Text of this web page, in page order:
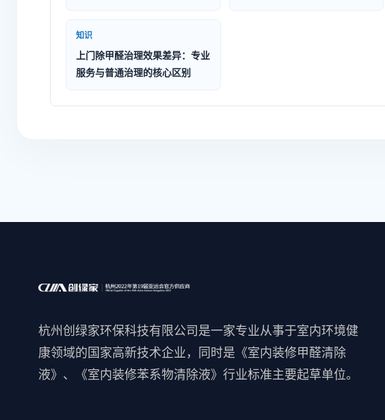
知识
上门除甲醛治理效果差异：专业
服务与普通治理的核心区别
杭州创绿家环保科技有限公司是一家专业从事于室内环境健
康领域的国家高新技术企业，同时是《室内装修甲醛清除
液》、《室内装修苯系物清除液》行业标准主要起草单位。